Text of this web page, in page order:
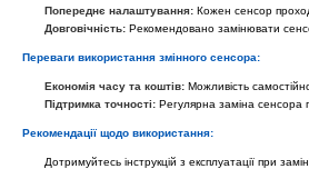
Попереднє налаштування: Кожен сенсор
Довговічність: Рекомендовано замінювати
Переваги використання змінного сенсора:
Економія часу та коштів: Можливість
Підтримка точності: Регулярна заміна сенсора
Рекомендації щодо використання:
Дотримуйтесь інструкцій з експлуатації при